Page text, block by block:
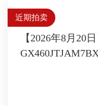
【2026年8月20
近期拍卖